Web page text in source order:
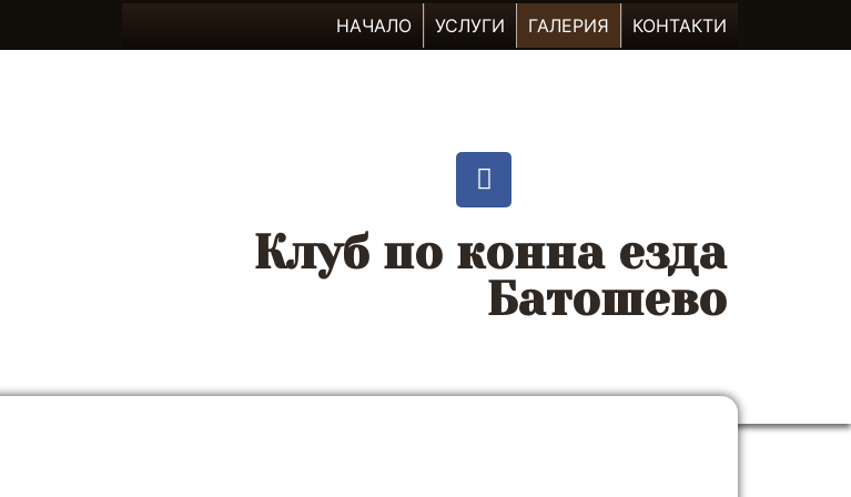
НАЧАЛО УСЛУГИ ГАЛЕРИЯ КОНТАКТИ
Клуб по конна езда
Батошево